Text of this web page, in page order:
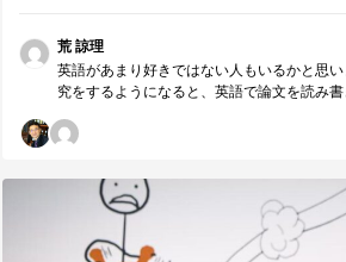
荒 諒理
英語があまり好きではない人もいるかと思
究をするようになると、英語で論文を読み
りします。 受験生の間に英語力を鍛えてお